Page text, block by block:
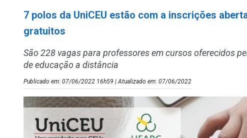
7 polos da UniCEU estão com a inscrições
gratuitos
São 228 vagas para professores em cursos oferecidos
de educação a distância
Publicado em: 07/06/2022 16h59 | Atualizado em: 07/06/2022